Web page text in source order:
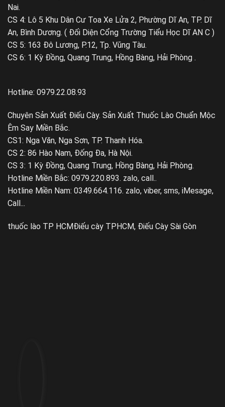
Nai.
CS 4: Lô 5 Khu Dân Cư Toa Xe Lửa 2, Phường Dĩ An, TP. Dĩ
An, Bình Dương. ( Đối Diện Cổng Trường Tiểu Học Dĩ AN C )
CS 5: 163 Đô Lương, P.12, Tp. Vũng Tàu.
CS 6: 1 Kỳ Đồng, Quang Trung, Hồng Bàng, Hải Phòng .
Hotline: 0979.22.08.93
Chuyên Sản Xuất Điếu Cày. Sản Xuất Thuốc Lào Chuẩn Mộc
Êm Say Miền Bắc.
CS1: Nga Văn, Nga Sơn, TP. Thanh Hóa.
CS 2: 86 Hào Nam, Đống Đa, Hà Nội.
CS 3: 1 Kỳ Đồng, Quang Trung, Hồng Bàng, Hải Phòng.
Hotline Miền Bắc: 0979.220.893. zalo, call..
Hotline Miền Nam: 0349.664.116. zalo, viber, sms, iMesage,
Call...
thuốc lào TP HCMĐiếu cày TPHCM, Điếu Cày Sài Gòn